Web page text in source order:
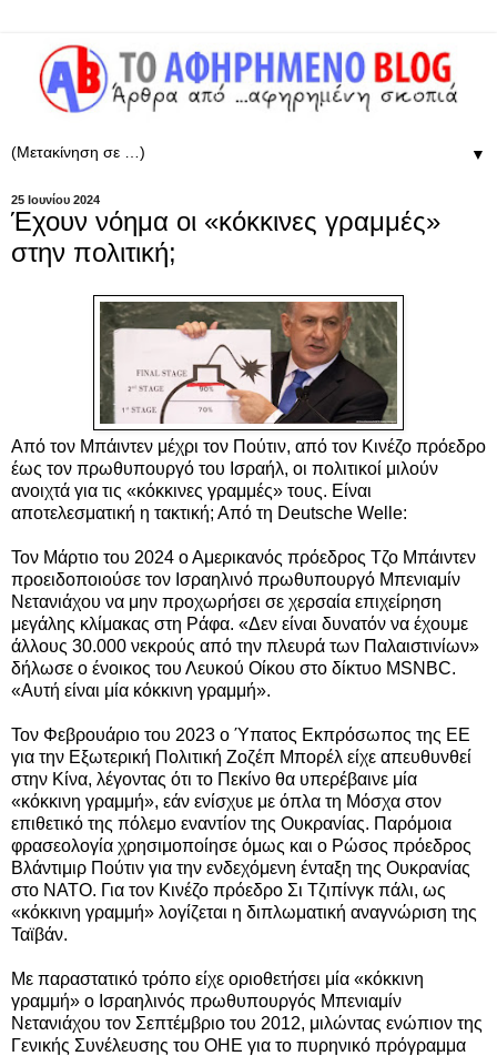
▼
25 Ιουνίου 2024
Έχουν νόημα οι «κόκκινες γραμμές»
στην πολιτική;
Από τον Μπάιντεν μέχρι τον Πούτιν, από τον Κινέζο πρόεδρο
έως τον πρωθυπουργό του Ισραήλ, οι πολιτικοί μιλούν
ανοιχτά για τις «κόκκινες γραμμές» τους. Είναι
αποτελεσματική η τακτική; Από τη Deutsche Welle:
Τον Μάρτιο του 2024 ο Αμερικανός πρόεδρος Τζο Μπάιντεν
προειδοποιούσε τον Ισραηλινό πρωθυπουργό Μπενιαμίν
Νετανιάχου να μην προχωρήσει σε χερσαία επιχείρηση
μεγάλης κλίμακας στη Ράφα. «Δεν είναι δυνατόν να έχουμε
άλλους 30.000 νεκρούς από την πλευρά των Παλαιστινίων»
δήλωσε ο ένοικος του Λευκού Οίκου στο δίκτυο MSNBC.
«Αυτή είναι μία κόκκινη γραμμή».
Τον Φεβρουάριο του 2023 ο Ύπατος Εκπρόσωπος της ΕΕ
για την Εξωτερική Πολιτική Ζοζέπ Μπορέλ είχε απευθυνθεί
στην Κίνα, λέγοντας ότι το Πεκίνο θα υπερέβαινε μία
«κόκκινη γραμμή», εάν ενίσχυε με όπλα τη Μόσχα στον
επιθετικό της πόλεμο εναντίον της Ουκρανίας. Παρόμοια
φρασεολογία χρησιμοποίησε όμως και ο Ρώσος πρόεδρος
Βλάντιμιρ Πούτιν για την ενδεχόμενη ένταξη της Ουκρανίας
στο ΝΑΤΟ. Για τον Κινέζο πρόεδρο Σι Τζιπίνγκ πάλι, ως
«κόκκινη γραμμή» λογίζεται η διπλωματική αναγνώριση της
Ταϊβάν.
Με παραστατικό τρόπο είχε οριοθετήσει μία «κόκκινη
γραμμή» ο Ισραηλινός πρωθυπουργός Μπενιαμίν
Νετανιάχου τον Σεπτέμβριο του 2012, μιλώντας ενώπιον της
Γενικής Συνέλευσης του ΟΗΕ για το πυρηνικό πρόγραμμα